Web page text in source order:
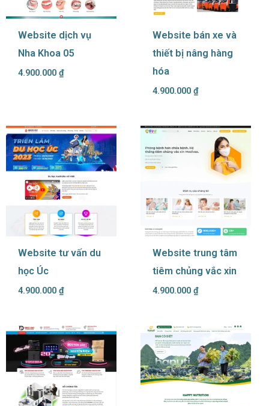
Website dịch vụ
Nha Khoa 05
4.900.000 ₫
Website bán xe và
thiết bị nâng hàng
hóa
4.900.000 ₫
Website tư vấn du
học Úc
4.900.000 ₫
Website trung tâm
tiêm chủng vắc xin
4.900.000 ₫